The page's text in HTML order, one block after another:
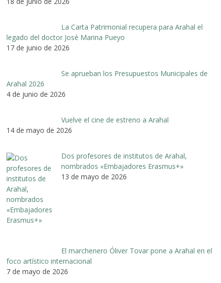
La Carta Patrimonial recupera para Arahal el
legado del doctor José Marina Pueyo
17 de junio de 2026
Se aprueban los Presupuestos Municipales de
Arahal 2026
4 de junio de 2026
Vuelve el cine de estreno a Arahal
14 de mayo de 2026
Dos profesores de institutos de Arahal,
nombrados «Embajadores Erasmus+»
13 de mayo de 2026
El marchenero Óliver Tovar pone a Arahal en el
foco artístico internacional
7 de mayo de 2026